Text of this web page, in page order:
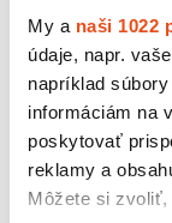
My a naši 1022
údaje, napr.
napríklad
informáciám na
poskytovať
reklamy a
Môžete si zvoliť,